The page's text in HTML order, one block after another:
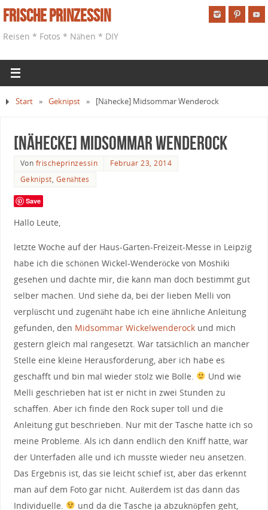
Frische Prinzessin
Reisen * Fotos * Nähen * DIY
Start » Geknipst » [Nähecke] Midsommar Wenderock
[Nähecke] Midsommar Wenderock
Von frischeprinzessin
Februar 23, 2014
Geknipst, Genähtes
Save
Hallo Leute,
letzte Woche auf der Haus-Garten-Freizeit-Messe in Leipzig
habe ich die schönen Wickel-Wenderöcke von Moshiki
gesehen und dachte mir, die kann man doch bestimmt gut
selber machen. Und siehe da, bei der lieben Melli von
verplüscht und zugenäht habe ich eine ähnliche Anleitung
gefunden, den Midsommar Wickelwenderockund mich
gestern gleich mal rangesetzt. War tatsächlich an mancher
Stelle eine kleine Herausforderung, aber ich habe es
geschafft und bin mal wieder stolz wie Bolle.
Und wie
Melli geschrieben hat ist er nicht in zwei Stunden zu
schaffen. Aber ich finde den Rock super toll und die
Anleitung gut beschrieben. Nur mit der Tasche hatte ich so
meine Probleme. Als ich dann endlich den Kniff hatte, war
der Unterfaden alle und ich musste wieder neu ansetzen.
Das Ergebnis ist, das sie leicht schief ist, aber das erkennt
man auf dem Foto gar nicht. Außerdem ist das dann das
Individuelle.
und da die Tasche ja abzuknöpfen geht,